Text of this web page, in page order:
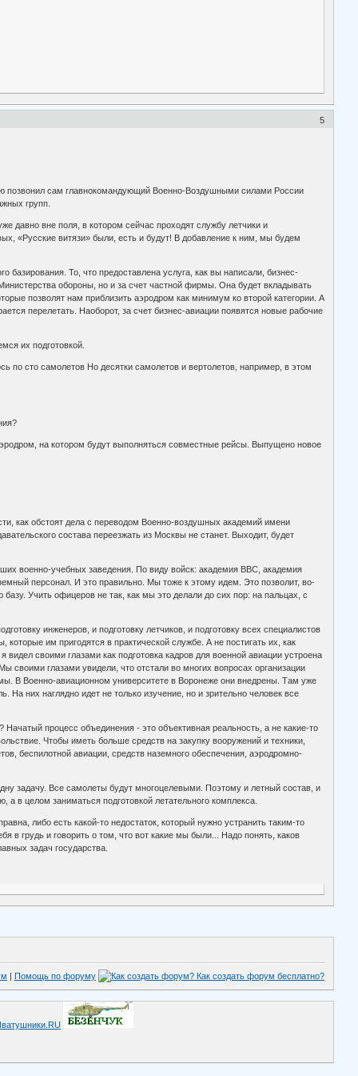
5
позвонил сам главнокомандующий Военно-Воздушными силами России
групп.
давно вне поля, в котором сейчас проходят службу летчики и
«Русские витязи» были, есть и будут! В добавление к ним, мы будем
базирования. То, что предоставлена услуга, как вы написали, бизнес-
обороны, но и за счет частной фирмы. Она будет вкладывать
позволят нам приблизить аэродром как минимум ко второй категории. А
перелетать. Наоборот, за счет бизнес-авиации появятся новые рабочие
их подготовкой.
по сто самолетов Но десятки самолетов и вертолетов, например, в этом
на котором будут выполняться совместные рейсы. Выпущено новое
как обстоят дела с переводом Военно-воздушных академий имени
состава переезжать из Москвы не станет. Выходит, будет
военно-учебных заведения. По виду войск: академия ВВС, академия
персонал. И это правильно. Мы тоже к этому идем. Это позволит, во-
Учить офицеров не так, как мы это делали до сих пор: на пальцах, с
инженеров, и подготовку летчиков, и подготовку всех специалистов
им пригодятся в практической службе. А не постигать их, как
своими глазами как подготовка кадров для военной авиации устроена
глазами увидели, что отстали во многих вопросах организации
В Военно-авиационном университете в Воронеже они внедрены. Там уже
них наглядно идет не только изучение, но и зрительно человек все
процесс объединения - это объективная реальность, а не какие-то
Чтобы иметь больше средств на закупку вооружений и техники,
беспилотной авиации, средств наземного обеспечения, аэродромно-
задачу. Все самолеты будут многоцелевыми. Поэтому и летный состав, и
в целом заниматься подготовкой летательного комплекса.
либо есть какой-то недостаток, который нужно устранить таким-то
в грудь и говорить о том, что вот какие мы были... Надо понять, каков
задач государства.
| Помощь по форуму